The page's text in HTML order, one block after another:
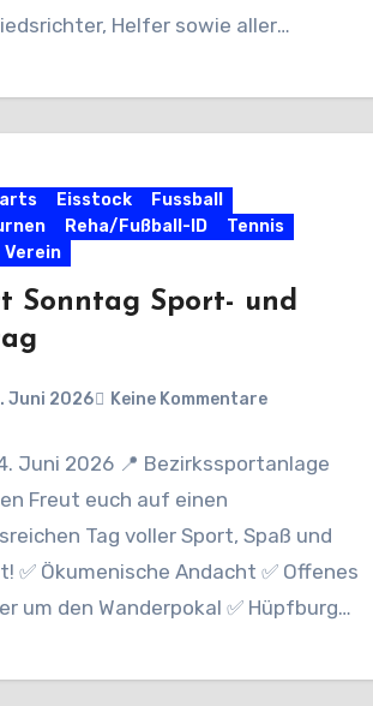
Helfer sowie aller
Eisstock
Fussball
Reha/Fußball-ID
Tennis
Verein
Sonntag Sport- und
Juni 2026 Keine Kommentare
Juni 2026 📍 Bezirkssportanlage
Freut euch auf einen
Tag voller Sport, Spaß und
✅ Ökumenische Andacht ✅ Offenes
um den Wanderpokal ✅ Hüpfburg…